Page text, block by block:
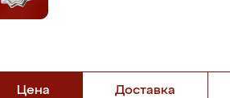
Цена Доставка